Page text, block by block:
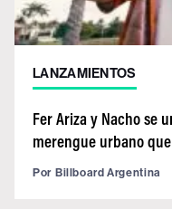
LANZAMIENTOS
Fer Ariza y Nacho se
merengue urbano
Por Billboard Argentina